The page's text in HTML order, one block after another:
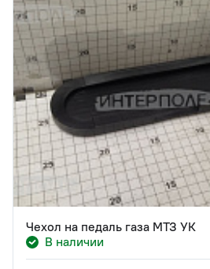
Чехол на педаль газа МТЗ УК
В наличии